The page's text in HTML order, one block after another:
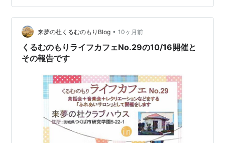
で会話と食事を楽しみましょう！ KさんのおかげでOさん
ことオカミーナさんとの縁が出来ました。元はといえ
ば、かわせみ交流サロン…
来夢の杜くるむのもりBlog • 10ヶ月前
くるむのもりライフカフェNo.29の10/16開催と
その報告です